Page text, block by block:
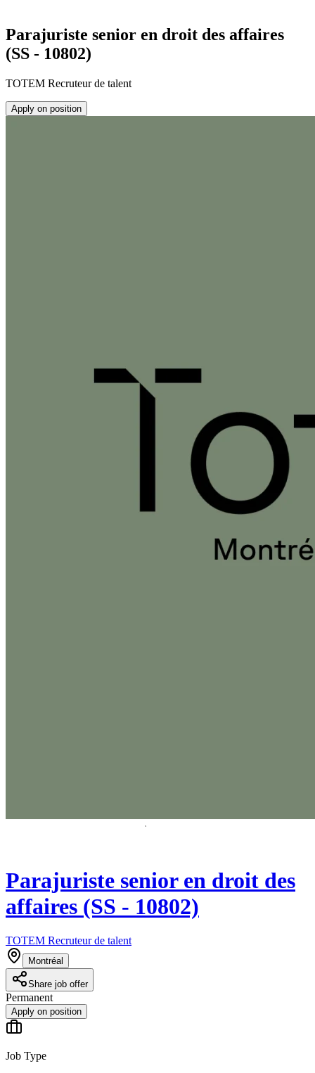
Parajuriste senior en droit des affaires
(SS - 10802)
TOTEM Recruteur de talent
Apply on position
Parajuriste senior en droit des
affaires (SS - 10802)
TOTEM Recruteur de talent
Montréal
Share job offer
Permanent
Apply on position
Job Type